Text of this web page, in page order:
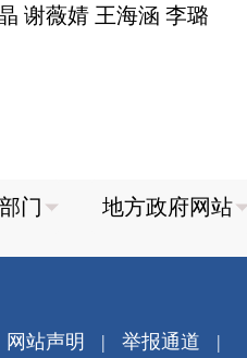
谢薇婧 王海涵 李璐
网站声明 | 举报通道 |